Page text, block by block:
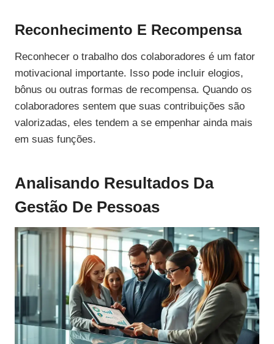
Reconhecimento E Recompensa
Reconhecer o trabalho dos colaboradores é um fator
motivacional importante. Isso pode incluir elogios,
bônus ou outras formas de recompensa. Quando os
colaboradores sentem que suas contribuições são
valorizadas, eles tendem a se empenhar ainda mais
em suas funções.
Analisando Resultados Da
Gestão De Pessoas